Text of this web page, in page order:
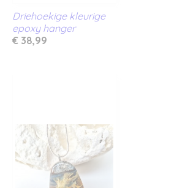
Driehoekige kleurige
epoxy hanger
€ 38,99